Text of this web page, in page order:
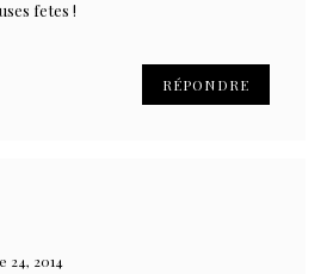
fetes !
RÉPONDRE
24, 2014